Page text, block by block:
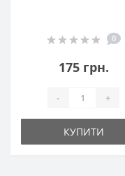
0
175 грн.
- +
КУПИТИ